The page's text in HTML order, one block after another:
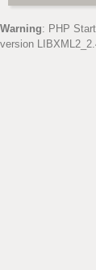
Warning: PHP
version